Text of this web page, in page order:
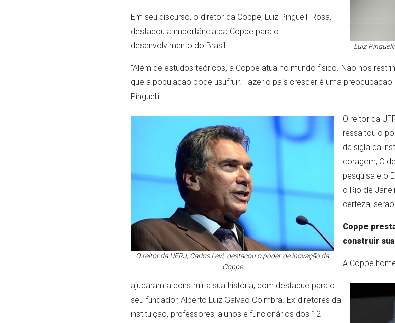
Luiz
Em seu discurso, o diretor da Coppe, Luiz Pinguelli Rosa,
destacou a importância da Coppe para o
desenvolvimento do Brasil.
“Além de estudos teóricos, a Coppe atua no mundo físico. Não nos
que a população pode usufruir. Fazer o país crescer é uma
Pinguelli.
O reitor da UFRJ, Carlos Levi, destacou o poder de inovação da
Coppe
O reitor da
ressaltou o
da sigla da
coragem, O
pesquisa e o
o Rio de
certeza,
Coppe
construir
A Coppe
ajudaram a construir a sua história, com destaque para o
seu fundador, Alberto Luiz Galvão Coimbra. Ex-diretores da
instituição, professores, alunos e funcionários dos 12